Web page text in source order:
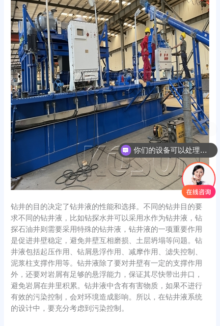
钻井的目的决定了钻井液的性能和选择。不同的钻井目的要
求不同的钻井液，比如钻探水井可以采用水作为钻井液，钻
探石油井则需要采用特殊的钻井液，钻井液的一项重要作用
是促进井壁稳定，避免井壁互相磨损、土层坍塌等问题。钻
井液包括起压作用、钻屑悬浮作用、减摩作用、滤失控制、
泥浆柱支撑作用等。钻井液除了要对井壁有一定的支撑作用
外，还要对岩屑有足够的悬浮能力，保证其尽快带出井口，
避免岩屑在井里积累。钻井液中含有有害物质，如果不进行
有效的污染控制，会对环境造成影响。所以，在钻井液系统
的设计中，要充分考虑到污染控制。
你们的设备可以处理哪些物料？